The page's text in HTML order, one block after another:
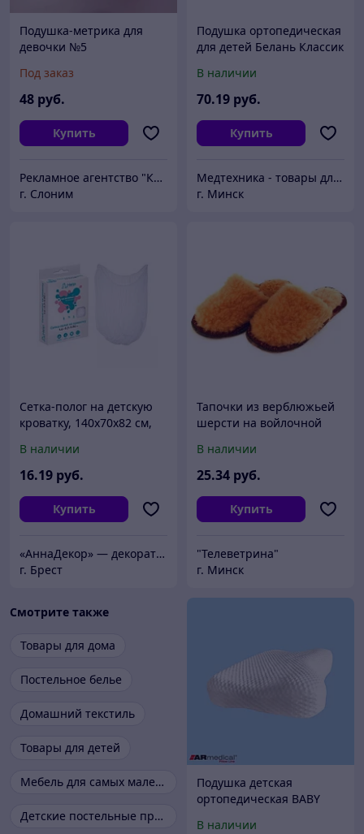
Подушка-метрика для
девочки №5
Под заказ
48 руб.
Купить
Рекламное агентство "Корекс"
г. Слоним
Подушка ортопедическая
для детей Белань Классик
В наличии
70.19 руб.
Купить
Медтехника - товары для здоровья и красоты
г. Минск
Сетка-полог на детскую
кроватку, 140х70x82 см,
В наличии
16.19 руб.
Купить
«АннаДекор» — декоративные отделочные материалы
г. Брест
Тапочки из верблюжьей
шерсти на войлочной
В наличии
25.34 руб.
Купить
"Телеветрина"
г. Минск
Смотрите также
Товары для дома
Постельное белье
Домашний текстиль
Товары для детей
Мебель для самых маленьких
Детские постельные принадлежности
Подушка детская
ортопедическая BABY
В наличии